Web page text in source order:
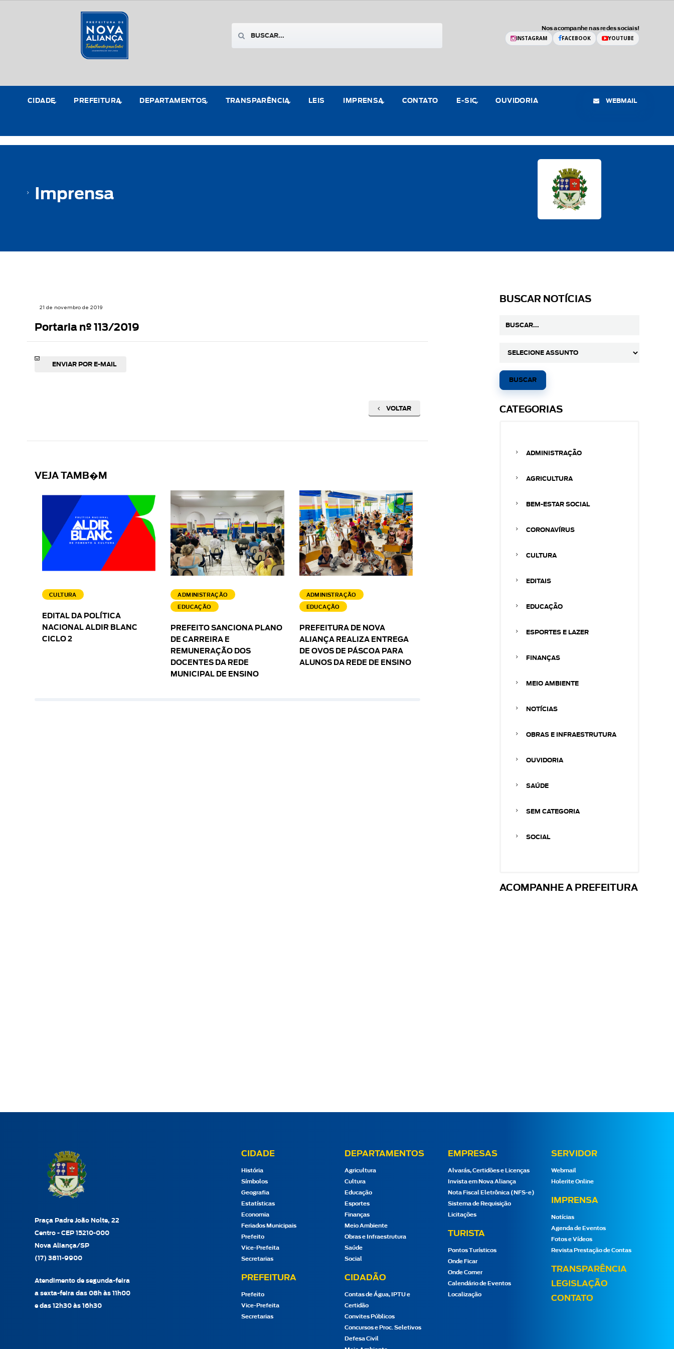
Nos acompanhe nas redes sociais!
INSTAGRAM FACEBOOK YOUTUBE
CIDADE PREFEITURA DEPARTAMENTOS TRANSPARÊNCIA LEIS IMPRENSA CONTATO E-SIC OUVIDORIA WEBMAIL
Imprensa
21 de novembro de 2019
Portaria nº 113/2019
ENVIAR POR E-MAIL
VOLTAR
VEJA TAMB�M
CULTURA
EDITAL DA POLÍTICA
NACIONAL ALDIR BLANC
CICLO 2
ADMINISTRAÇÃO
EDUCAÇÃO
PREFEITO SANCIONA PLANO
DE CARREIRA E
REMUNERAÇÃO DOS
DOCENTES DA REDE
MUNICIPAL DE ENSINO
ADMINISTRAÇÃO
EDUCAÇÃO
PREFEITURA DE NOVA
ALIANÇA REALIZA ENTREGA
DE OVOS DE PÁSCOA PARA
ALUNOS DA REDE DE ENSINO
BUSCAR NOTÍCIAS
CATEGORIAS
ADMINISTRAÇÃO
AGRICULTURA
BEM-ESTAR SOCIAL
CORONAVÍRUS
CULTURA
EDITAIS
EDUCAÇÃO
ESPORTES E LAZER
FINANÇAS
MEIO AMBIENTE
NOTÍCIAS
OBRAS E INFRAESTRUTURA
OUVIDORIA
SAÚDE
SEM CATEGORIA
SOCIAL
ACOMPANHE A PREFEITURA
Praça Padre João Nolte, 22
Centro - CEP 15210-000
Nova Aliança/SP
(17) 3811-9900
Atendimento de segunda-feira
a sexta-feira das 08h às 11h00
e das 12h30 às 16h30
CIDADE
História
Símbolos
Geografia
Estatísticas
Economia
Feriados Municipais
Prefeito
Vice-Prefeita
Secretarias
PREFEITURA
Prefeito
Vice-Prefeita
Secretarias
DEPARTAMENTOS
Agricultura
Cultura
Educação
Esportes
Finanças
Meio Ambiente
Obras e Infraestrutura
Saúde
Social
CIDADÃO
Contas de Água, IPTU e
Certidão
Convites Públicos
Concursos e Proc. Seletivos
Defesa Civil
EMPRESAS
Alvarás, Certidões e Licenças
Invista em Nova Aliança
Nota Fiscal Eletrônica (NFS-e)
Sistema de Requisição
Licitações
TURISTA
Pontos Turísticos
Onde Ficar
Onde Comer
Calendário de Eventos
Localização
SERVIDOR
Webmail
Holerite Online
IMPRENSA
Notícias
Agenda de Eventos
Fotos e Vídeos
Revista Prestação de Contas
TRANSPARÊNCIA
LEGISLAÇÃO
CONTATO